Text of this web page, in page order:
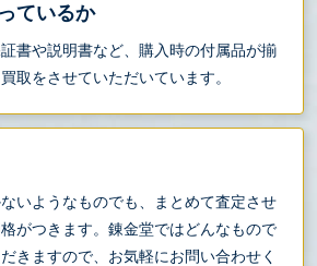
ているか
書や説明書など、購入時の付属品が揃
取をさせていただいています。
いようなものでも、まとめて査定させ
がつきます。錬金堂ではどんなもので
きますので、お気軽にお問い合わせく